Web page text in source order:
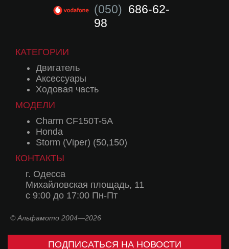
(050) 686-62-
98
КАТЕГОРИИ
Двигатель
Аксессуары
Ходовая часть
МОДЕЛИ
Charm CF150T-5A
Honda
Storm (Viper) (50,150)
КОНТАКТЫ
г. Одесса
Михайловская площадь, 11
с 9:00 до 17:00 Пн-Пт
© Альфамото 2004—2026
ПОДПИСАТЬСЯ НА НОВОСТИ